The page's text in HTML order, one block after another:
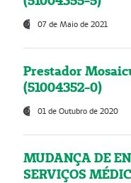
07 de Maio de 2021
Prestador
(51004352-0)
01 de Outubro de 2020
MUDANÇA DE
SERVIÇOS